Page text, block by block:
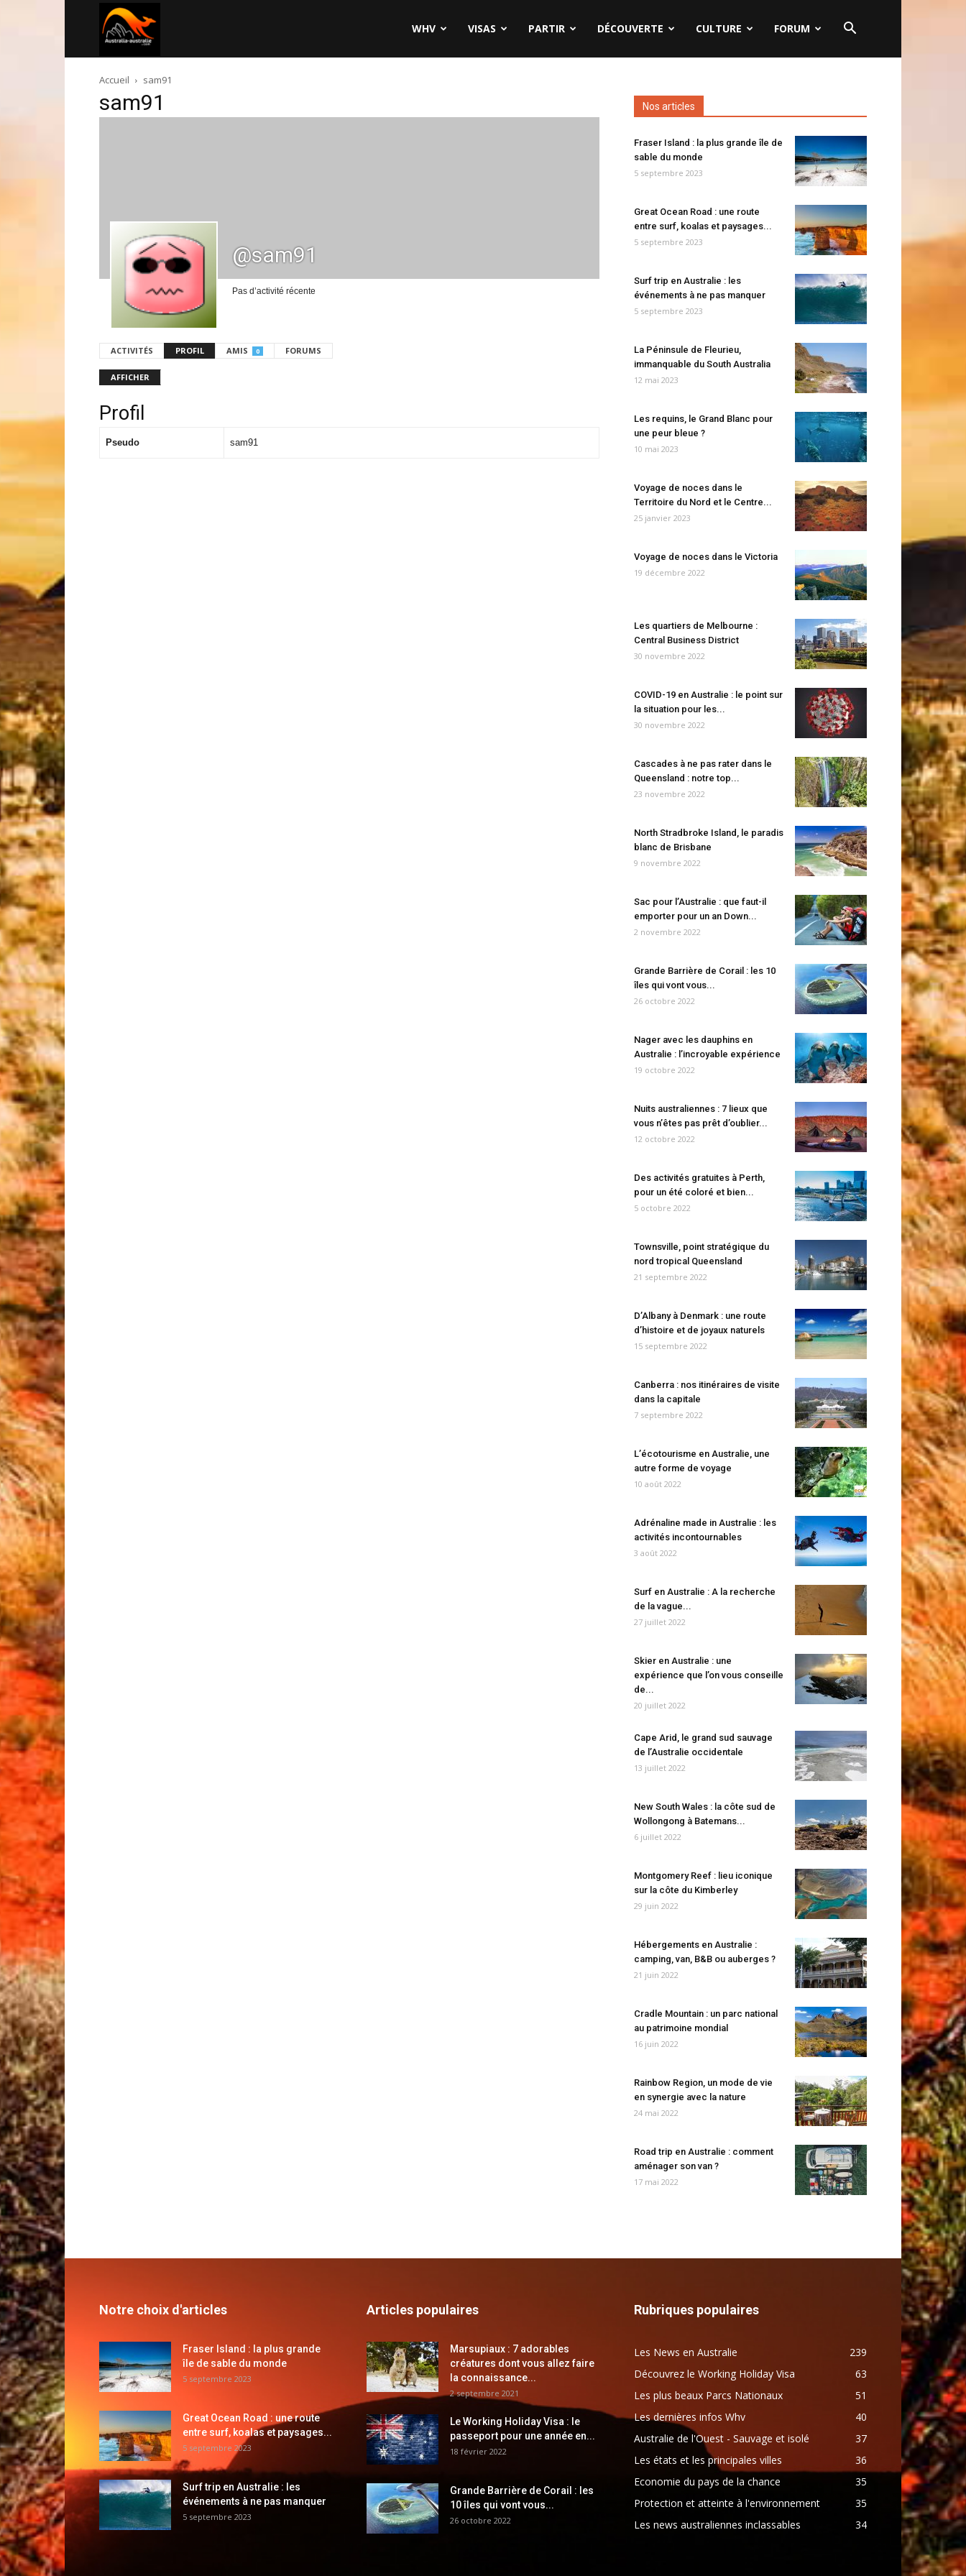
australie.com
WHV VISAS PARTIR DÉCOUVERTE CULTURE FORUM
Accueil sam91
sam91
@sam91
Pas d’activité récente
ACTIVITÉS PROFIL AMIS 0 FORUMS
AFFICHER
Profil
Pseudo sam91
Nos articles
Fraser Island : la plus grande île de
sable du monde
5 septembre 2023
Great Ocean Road : une route
entre surf, koalas et paysages...
5 septembre 2023
Surf trip en Australie : les
événements à ne pas manquer
5 septembre 2023
La Péninsule de Fleurieu,
immanquable du South Australia
12 mai 2023
Les requins, le Grand Blanc pour
une peur bleue ?
10 mai 2023
Voyage de noces dans le
Territoire du Nord et le Centre...
25 janvier 2023
Voyage de noces dans le Victoria
19 décembre 2022
Les quartiers de Melbourne :
Central Business District
30 novembre 2022
COVID-19 en Australie : le point sur
la situation pour les...
30 novembre 2022
Cascades à ne pas rater dans le
Queensland : notre top...
23 novembre 2022
North Stradbroke Island, le paradis
blanc de Brisbane
9 novembre 2022
Sac pour l’Australie : que faut-il
emporter pour un an Down...
2 novembre 2022
Grande Barrière de Corail : les 10
îles qui vont vous...
26 octobre 2022
Nager avec les dauphins en
Australie : l’incroyable expérience
19 octobre 2022
Nuits australiennes : 7 lieux que
vous n’êtes pas prêt d’oublier...
12 octobre 2022
Des activités gratuites à Perth,
pour un été coloré et bien...
5 octobre 2022
Townsville, point stratégique du
nord tropical Queensland
21 septembre 2022
D’Albany à Denmark : une route
d’histoire et de joyaux naturels
15 septembre 2022
Canberra : nos itinéraires de visite
dans la capitale
7 septembre 2022
L’écotourisme en Australie, une
autre forme de voyage
10 août 2022
Adrénaline made in Australie : les
activités incontournables
3 août 2022
Surf en Australie : A la recherche
de la vague...
27 juillet 2022
Skier en Australie : une
expérience que l’on vous conseille
de...
20 juillet 2022
Cape Arid, le grand sud sauvage
de l’Australie occidentale
13 juillet 2022
New South Wales : la côte sud de
Wollongong à Batemans...
6 juillet 2022
Montgomery Reef : lieu iconique
sur la côte du Kimberley
29 juin 2022
Hébergements en Australie :
camping, van, B&B ou auberges ?
21 juin 2022
Cradle Mountain : un parc national
au patrimoine mondial
16 juin 2022
Rainbow Region, un mode de vie
en synergie avec la nature
24 mai 2022
Road trip en Australie : comment
aménager son van ?
17 mai 2022
Notre choix d'articles
Fraser Island : la plus grande
île de sable du monde
5 septembre 2023
Great Ocean Road : une route
entre surf, koalas et paysages...
5 septembre 2023
Surf trip en Australie : les
événements à ne pas manquer
5 septembre 2023
Articles populaires
Marsupiaux : 7 adorables
créatures dont vous allez faire
la connaissance...
2 septembre 2021
Le Working Holiday Visa : le
passeport pour une année en...
18 février 2022
Grande Barrière de Corail : les
10 îles qui vont vous...
26 octobre 2022
Rubriques populaires
Les News en Australie
239
Découvrez le Working Holiday Visa
63
Les plus beaux Parcs Nationaux
51
Les dernières infos Whv
40
Australie de l'Ouest - Sauvage et isolé
37
Les états et les principales villes
36
Economie du pays de la chance
35
Protection et atteinte à l'environnement
35
Les news australiennes inclassables
34